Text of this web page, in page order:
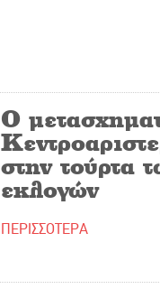
O
στην τούρτα
εκλογών
ΠΕΡΙΣΣΟΤΕΡΑ